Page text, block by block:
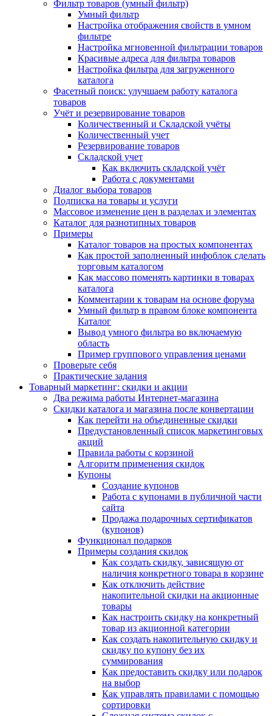
Фильтр товаров (умный фильтр)
Умный фильтр
Настройка отображения свойств в умном
фильтре
Настройка мгновенной фильтрации товаров
Красивые адреса для фильтра товаров
Настройка фильтра для загруженного
каталога
Фасетный поиск: улучшаем работу каталога
товаров
Учёт и резервирование товаров
Количественный и Складской учёты
Количественный учет
Резервирование товаров
Складской учет
Как включить складской учёт
Работа с документами
Диалог выбора товаров
Подписка на товары и услуги
Массовое изменение цен в разделах и элементах
Каталог для разнотипных товаров
Примеры
Каталог товаров на простых компонентах
Как простой заполненный инфоблок сделать
торговым каталогом
Как массово поменять картинки в товарах
каталога
Комментарии к товарам на основе форума
Умный фильтр в правом блоке компонента
Каталог
Вывод умного фильтра во включаемую
область
Пример группового управления ценами
Проверьте себя
Практические задания
Товарный маркетинг: скидки и акции
Два режима работы Интернет-магазина
Скидки каталога и магазина после конвертации
Как перейти на объединенные скидки
Предустановленный список маркетинговых
акций
Правила работы с корзиной
Алгоритм применения скидок
Купоны
Создание купонов
Работа с купонами в публичной части
сайта
Продажа подарочных сертификатов
(купонов)
Функционал подарков
Примеры создания скидок
Как создать скидку, зависящую от
наличия конкретного товара в корзине
Как отключить действие
накопительной скидки на акционные
товары
Как настроить скидку на конкретный
товар из акционной категории
Как создать накопительную скидку и
скидку по купону без их
суммирования
Как предоставить скидку или подарок
на выбор
Как управлять правилами с помощью
сортировки